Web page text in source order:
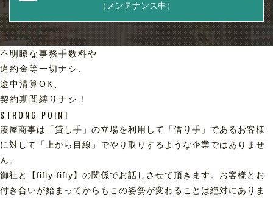
（メンテナンス中）
不明瞭な事務手数料や
違約金等一切ナシ、
途中清算OK、
契約期間縛りナシ！
STRONG POINT
湊屋商事は「貸し手」の立場を利用して「借り手」であるお客様
に対して「上から目線」でやり取りするような企業ではありませ
ん。
御社と【fifty-fifty】の関係でお話しさせて頂きます。お客様とお
付き合いが始まってからもこの姿勢が変わることは絶対にありま